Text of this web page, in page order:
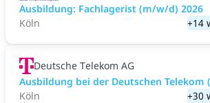
Ausbildung: Fachlagerist (m/w/d) 2026
Köln
+14
Deutsche Telekom AG
Ausbildung bei der Deutschen Telekom
Köln
+30